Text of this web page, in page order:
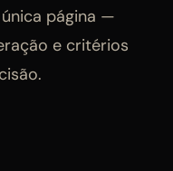
página —
e critérios